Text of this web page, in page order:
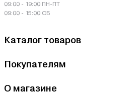
Каталог товаров
Покупателям
О магазине
09:00 - 19:00 ПН-ПТ
09:00 - 15:00 СБ